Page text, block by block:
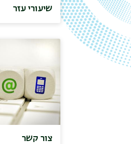
שיעורי עזר
צור קשר